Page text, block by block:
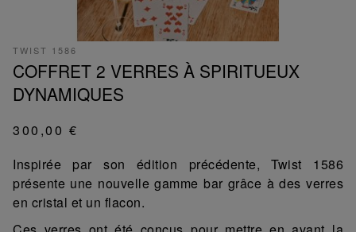
TWIST 1586
COFFRET 2 VERRES À SPIRITUEUX
DYNAMIQUES
300,00 €
Inspirée par son édition précédente, Twist 1586
présente une nouvelle gamme bar grâce à des verres
en cristal et un flacon.